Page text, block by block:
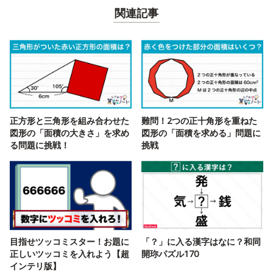
関連記事
正方形と三角形を組み合わせた
図形の「面積の大きさ」を求め
る問題に挑戦！
難問！2つの正十角形を重ねた
図形の「面積を求める」問題に
挑戦
目指せツッコミスター！お題に
正しいツッコミを入れよう【超
インテリ版】
「？」に入る漢字はなに？和同
開珎パズル170